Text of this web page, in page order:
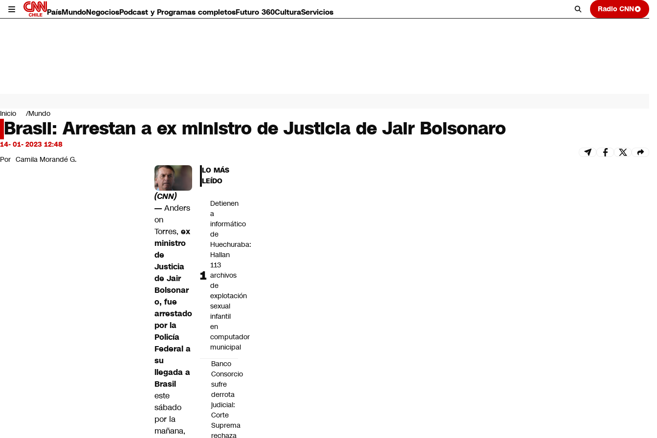
PaísMundoNegociosPodcast y Programas completosFuturo 360CulturaServicios Radio CNN
Mundo
Negocios
Deportes
Programas completos
Servicios
Inicio Mundo
Brasil: Arrestan a ex ministro de Justicia de Jair Bolsonaro
14- 01- 2023 12:48
Por Camila Morandé G.
(CNN)
—Anders
on
Torres, ex
ministro
de
Justicia
de Jair
Bolsonar
o, fue
arrestado
por la
Policía
Federal a
su
llegada a
Brasil
este
sábado
por la
mañana,
LO MÁS
LEÍDO
Detienen
a
informático
de
Huechuraba:
Hallan
113
archivos
de
explotación
sexual
infantil
en
computador
municipal
Banco
Consorcio
sufre
derrota
judicial:
Corte
Suprema
rechaza